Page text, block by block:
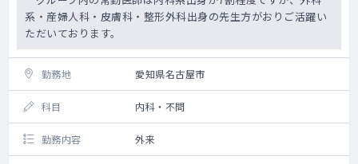
系・産婦人科・皮膚科・整形外科出身の先生方がおりご活躍い
ただいております。
勤務地 愛知県名古屋市
科目 内科・不問
勤務内容 外来